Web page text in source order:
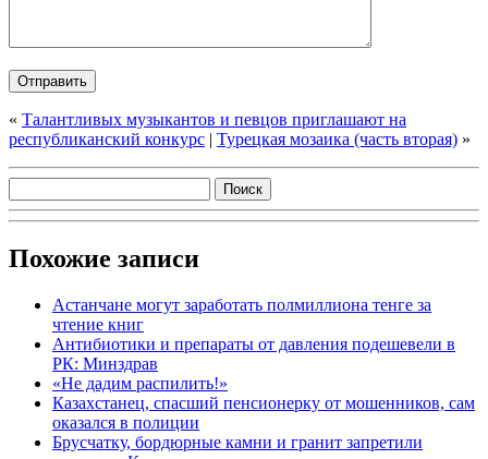
« Талантливых музыкантов и певцов приглашают на
республиканский конкурс | Турецкая мозаика (часть вторая) »
Похожие записи
Астанчане могут заработать полмиллиона тенге за
чтение книг
Антибиотики и препараты от давления подешевели в
РК: Минздрав
«Не дадим распилить!»
Казахстанец, спасший пенсионерку от мошенников, сам
оказался в полиции
Брусчатку, бордюрные камни и гранит запретили